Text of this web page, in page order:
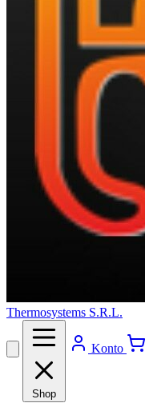
Thermosystems S.R.L.
Shop
Konto